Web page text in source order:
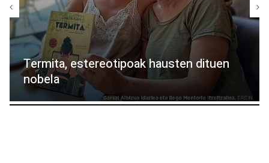
Termita, estereotipoak hausten dituen
nobela